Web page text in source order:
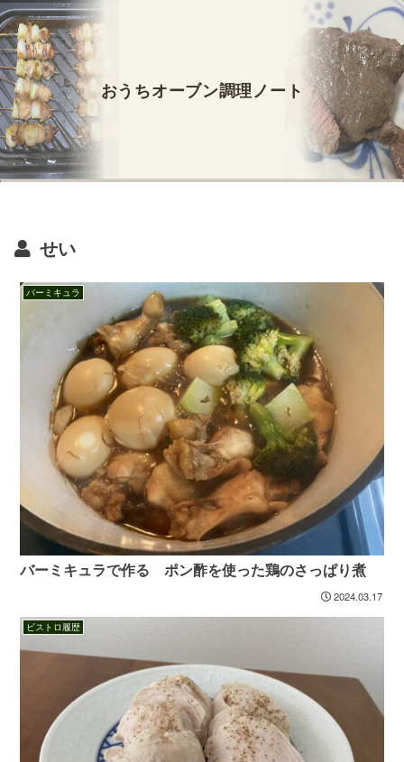
おうちオーブン調理ノート
せい
バーミキュラ
バーミキュラで作る ポン酢を使った鶏のさっぱり煮
2024.03.17
ビストロ履歴